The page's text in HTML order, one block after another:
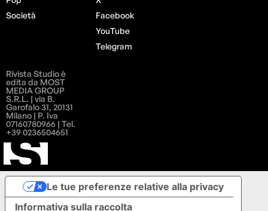
Società
Facebook
YouTube
Telegram
Rivista Studio è
edita da MOST
MEDIA GROUP
S.R.L. | via B.
Garofalo 31, 20131
Milano | P. Iva
07160780966 | Tel.
+39 0236504651
Informativa sulla raccolta
Le tue preferenze relative alla privacy